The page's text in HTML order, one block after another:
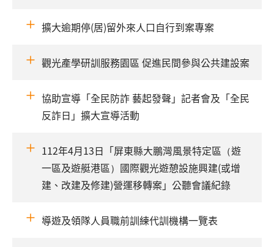
擴大逾期停(居)留外來人口自行到案專案
觀光產學研訓服務園區 促進民間參與公共建設案
協助宣導「全民防詐 藝起發聲」記者會及「全民
反詐日」擴大宣導活動
112年4月13日「屏東縣大鵬灣風景特定區（遊
一區及遊艇港區）國際觀光遊憩設施興建(或增
建、改建及修建)營運移轉案」公聽會議紀錄
導遊及領隊人員職前訓練代訓機構一覽表